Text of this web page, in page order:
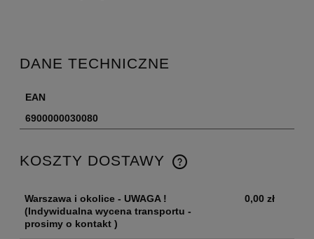
DANE TECHNICZNE
EAN
6900000030080
KOSZTY DOSTAWY
Warszawa i okolice - UWAGA !
(Indywidualna wycena transportu -
prosimy o kontakt )
0,00 zł